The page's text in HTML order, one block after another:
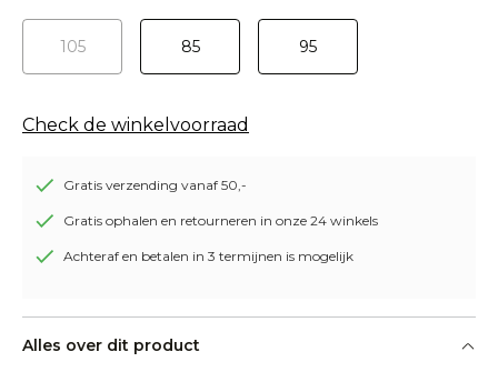
105 85 95
Check de winkelvoorraad
Gratis verzending vanaf 50,-
Gratis ophalen en retourneren in onze 24 winkels
Achteraf en betalen in 3 termijnen is mogelijk
Alles over dit product